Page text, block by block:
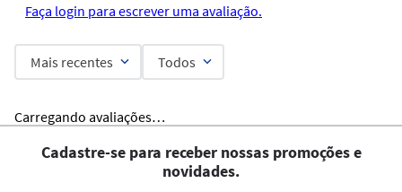
Faça login para escrever uma avaliação.
Mais recentes Todos
Carregando avaliações…
Cadastre-se para receber nossas promoções e
novidades.